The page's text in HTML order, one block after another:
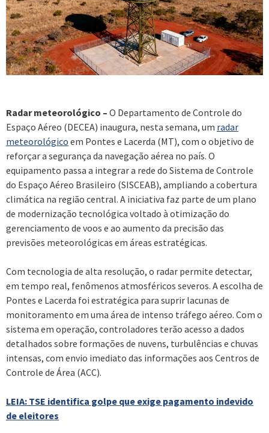
Radar meteorológico – O Departamento de Controle do
Espaço Aéreo (DECEA) inaugura, nesta semana, um radar
meteorológico em Pontes e Lacerda (MT), com o objetivo de
reforçar a segurança da navegação aérea no país. O
equipamento passa a integrar a rede do Sistema de Controle
do Espaço Aéreo Brasileiro (SISCEAB), ampliando a cobertura
climática na região central. A iniciativa faz parte de um plano
de modernização tecnológica voltado à otimização do
gerenciamento de voos e ao aumento da precisão das
previsões meteorológicas em áreas estratégicas.
Com tecnologia de alta resolução, o radar permite detectar,
em tempo real, fenômenos atmosféricos severos. A escolha de
Pontes e Lacerda foi estratégica para suprir lacunas de
monitoramento em uma área de intenso tráfego aéreo. Com o
sistema em operação, controladores terão acesso a dados
detalhados sobre formações de nuvens, turbulências e chuvas
intensas, com envio imediato das informações aos Centros de
Controle de Área (ACC).
LEIA: TSE identifica golpe que exige pagamento indevido
de eleitores